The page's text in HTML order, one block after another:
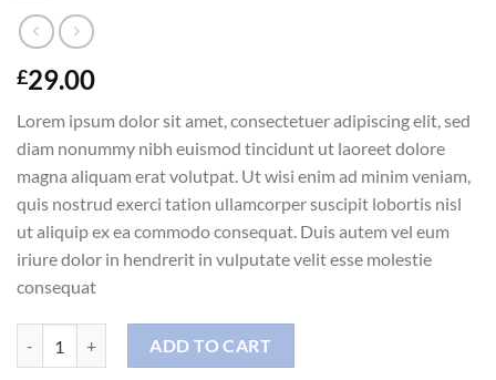
£29.00
Lorem ipsum dolor sit amet, consectetuer adipiscing elit, sed
diam nonummy nibh euismod tincidunt ut laoreet dolore
magna aliquam erat volutpat. Ut wisi enim ad minim veniam,
quis nostrud exerci tation ullamcorper suscipit lobortis nisl
ut aliquip ex ea commodo consequat. Duis autem vel eum
iriure dolor in hendrerit in vulputate velit esse molestie
consequat
ADD TO CART